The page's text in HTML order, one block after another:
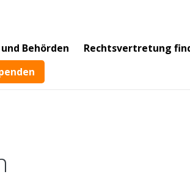
Behörden Rechtsvertretung